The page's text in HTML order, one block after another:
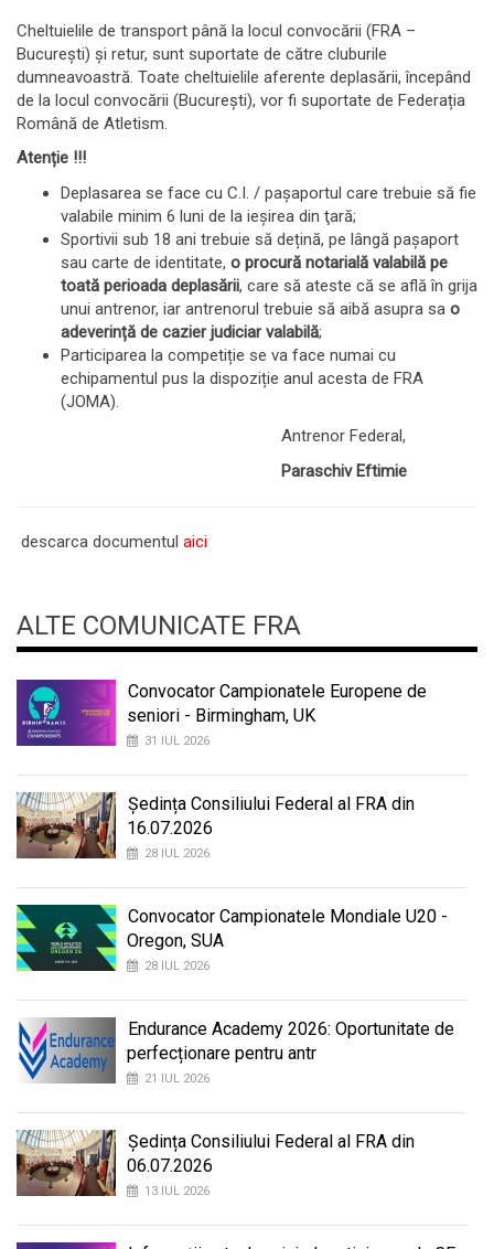
Cheltuielile de transport până la locul convocării (FRA –
București) și retur, sunt suportate de către cluburile
dumneavoastră. Toate cheltuielile aferente deplasării, începând
de la locul convocării (București), vor fi suportate de Federația
Română de Atletism.
Atenție !!!
Deplasarea se face cu C.I. / paşaportul care trebuie să fie
valabile minim 6 luni de la ieşirea din ţară;
Sportivii sub 18 ani trebuie să dețină, pe lângă pașaport
sau carte de identitate, o procură notarială valabilă pe
toată perioada deplasării, care să ateste că se află în grija
unui antrenor, iar antrenorul trebuie să aibă asupra sa o
adeverință de cazier judiciar valabilă;
Participarea la competiție se va face numai cu
echipamentul pus la dispoziție anul acesta de FRA
(JOMA).
Antrenor Federal,
Paraschiv Eftimie
descarca documentul aici
ALTE COMUNICATE FRA
Convocator Campionatele Europene de
seniori - Birmingham, UK
31 IUL 2026
Ședința Consiliului Federal al FRA din
16.07.2026
28 IUL 2026
Convocator Campionatele Mondiale U20 -
Oregon, SUA
28 IUL 2026
Endurance Academy 2026: Oportunitate de
perfecționare pentru antr
21 IUL 2026
Ședința Consiliului Federal al FRA din
06.07.2026
13 IUL 2026